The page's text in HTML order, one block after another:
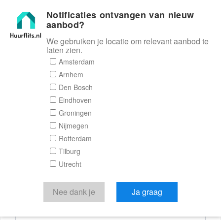
Huurflits
Reactieformulier
Huurflits
Verstuur je bericht
Door een bericht te sturen kom je in contact met de
aanbieder of makelaar van de woning.
Notificaties ontvangen van nieuw
aanbod?
We gebruiken je locatie om relevant aanbod te
laten zien.
Amsterdam
Arnhem
Den Bosch
Eindhoven
Groningen
Nijmegen
Rotterdam
Tilburg
Utrecht
Nee dank je Ja graag